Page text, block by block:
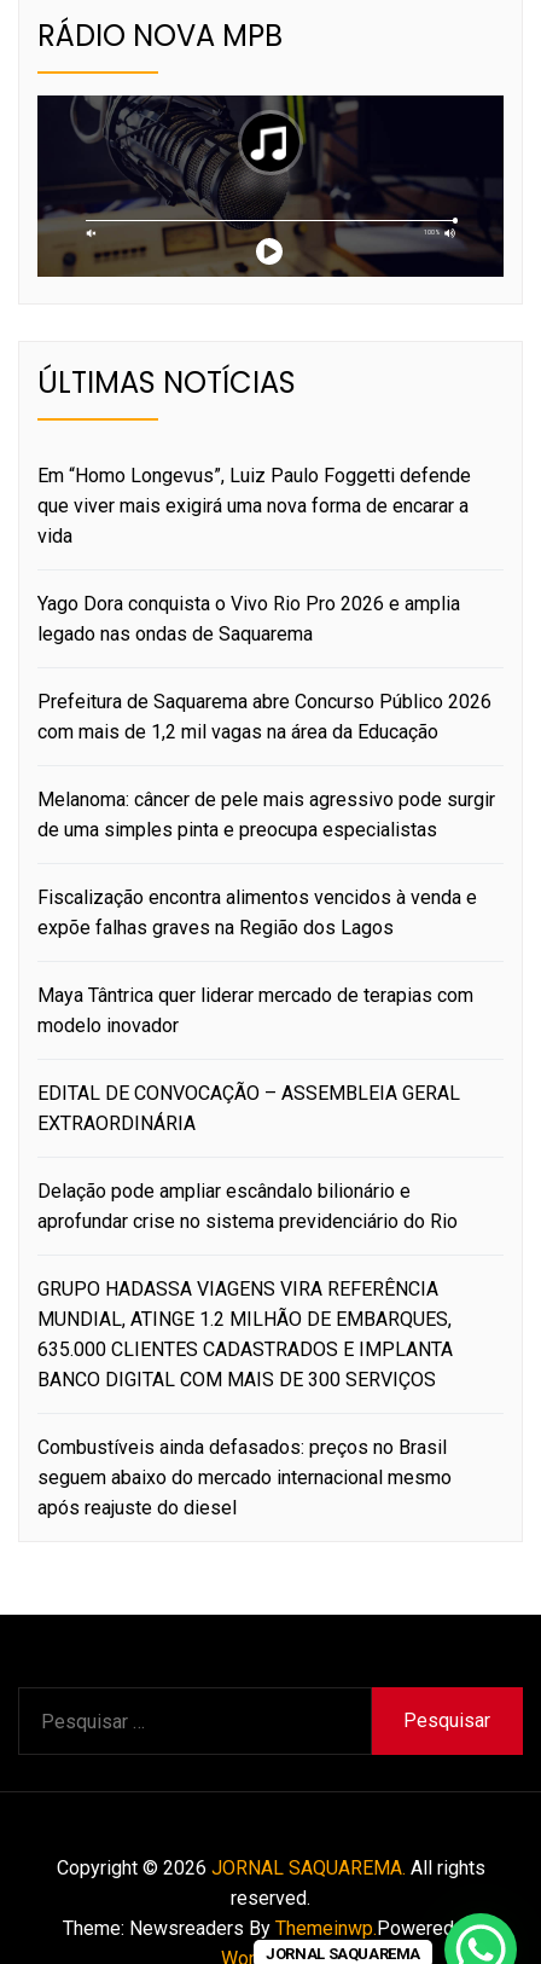
RÁDIO NOVA MPB
ÚLTIMAS NOTÍCIAS
Em “Homo Longevus”, Luiz Paulo Foggetti defende
que viver mais exigirá uma nova forma de encarar a
vida
Yago Dora conquista o Vivo Rio Pro 2026 e amplia
legado nas ondas de Saquarema
Prefeitura de Saquarema abre Concurso Público 2026
com mais de 1,2 mil vagas na área da Educação
Melanoma: câncer de pele mais agressivo pode surgir
de uma simples pinta e preocupa especialistas
Fiscalização encontra alimentos vencidos à venda e
expõe falhas graves na Região dos Lagos
Maya Tântrica quer liderar mercado de terapias com
modelo inovador
EDITAL DE CONVOCAÇÃO – ASSEMBLEIA GERAL
EXTRAORDINÁRIA
Delação pode ampliar escândalo bilionário e
aprofundar crise no sistema previdenciário do Rio
GRUPO HADASSA VIAGENS VIRA REFERÊNCIA
MUNDIAL, ATINGE 1.2 MILHÃO DE EMBARQUES,
635.000 CLIENTES CADASTRADOS E IMPLANTA
BANCO DIGITAL COM MAIS DE 300 SERVIÇOS
Combustíveis ainda defasados: preços no Brasil
seguem abaixo do mercado internacional mesmo
após reajuste do diesel
por:
Copyright © 2026 JORNAL SAQUAREMA. All rights
reserved.
Theme: Newsreaders By Themeinwp. Powered by
WordPress.
JORNAL SAQUAREMA